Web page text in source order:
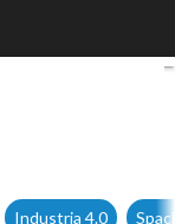
Industria 4.0